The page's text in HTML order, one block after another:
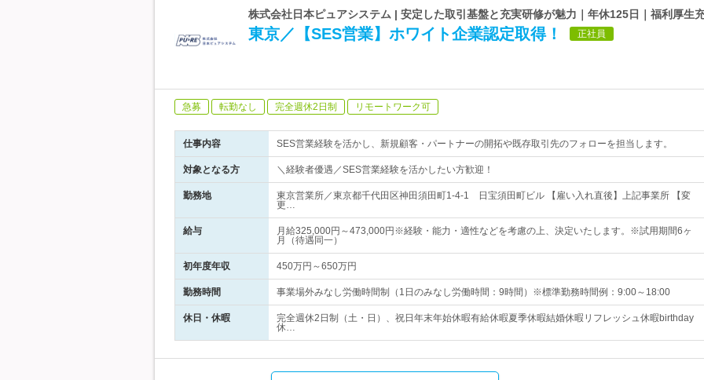
株式会社日本ピュアシステム | 安定した取引基盤と充実研修が魅力｜年休125日｜福利厚生
東京／【SES営業】ホワイト企業認定取得！ 正社員
急募 転勤なし 完全週休2日制 リモートワーク可
仕事内容 SES営業経験を活かし、新規顧客・パートナーの開拓や既存取引先のフォローを担当します。
対象となる方 ＼経験者優遇／SES営業経験を活かしたい方歓迎！
勤務地
東京営業所／東京都千代田区神田須田町1-4-1 日宝須田町ビル 【雇い入れ直後】上記事業所 【変
更…
給与
月給325,000円～473,000円※経験・能力・適性などを考慮の上、決定いたします。※試用期間6ヶ
月（待遇同一）
初年度年収 450万円～650万円
勤務時間 事業場外みなし労働時間制（1日のみなし労働時間：9時間）※標準勤務時間例：9:00～18:00
休日・休暇
完全週休2日制（土・日）、祝日年末年始休暇有給休暇夏季休暇結婚休暇リフレッシュ休暇birthday
休…